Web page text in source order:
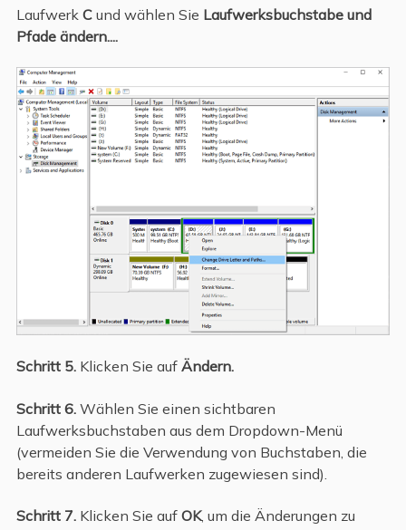
Laufwerk Cund wählen Sie Laufwerksbuchstabe und
Pfade ändern....
Schritt 5. Klicken Sie auf Ändern.
Schritt 6.Wählen Sie einen sichtbaren
Laufwerksbuchstaben aus dem Dropdown-Menü
(vermeiden Sie die Verwendung von Buchstaben, die
bereits anderen Laufwerken zugewiesen sind).
Schritt 7. Klicken Sie aufOK, um die Änderungen zu